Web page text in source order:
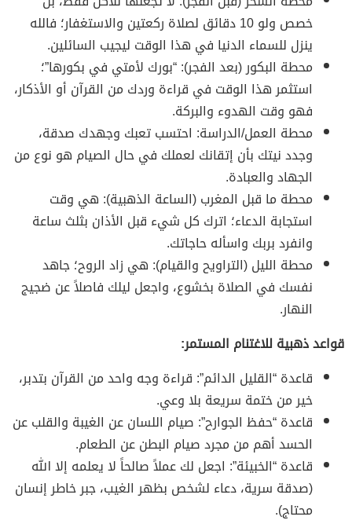
خصص ولو 10 دقائق لصلاة ركعتين والاستغفار؛ فالله
ينزل للسماء الدنيا في هذا الوقت ليجيب السائلين.
محطة البكور (بعد الفجر): “بورك لأمتي في بكورها”؛
استثمر هذا الوقت في قراءة وردك من القرآن أو الأذكار،
فهو وقت الهدوء والبركة.
محطة العمل/الدراسة: احتسب تعبك وجهدك صدقة،
وجدد نيتك بأن إتقانك لعملك في حال الصيام هو نوع من
الجهاد والعبادة.
محطة ما قبل المغرب (الساعة الذهبية): هي وقت
استجابة الدعاء؛ اترك كل شيء قبل الأذان بثلث ساعة
وانفرد بربك واسأله حاجاتك.
محطة الليل (التراويح والقيام): هي زاد الروح؛ جاهد
نفسك في الصلاة بخشوع، واجعل ليلك فاصلاً عن ضجيج
النهار.
قواعد ذهبية للاغتنام المستمر:
قاعدة “القليل الدائم”: قراءة وجه واحد من القرآن بتدبر،
خير من ختمة سريعة بلا وعي.
قاعدة “حفظ الجوارح”: صيام اللسان عن الغيبة والقلب عن
الحسد أهم من مجرد صيام البطن عن الطعام.
قاعدة “الخبيئة”: اجعل لك عملاً صالحاً لا يعلمه إلا الله
(صدقة سرية، دعاء لشخص بظهر الغيب، جبر خاطر إنسان
محتاج).